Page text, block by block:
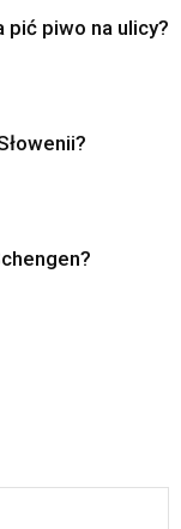
pić piwo na ulicy?